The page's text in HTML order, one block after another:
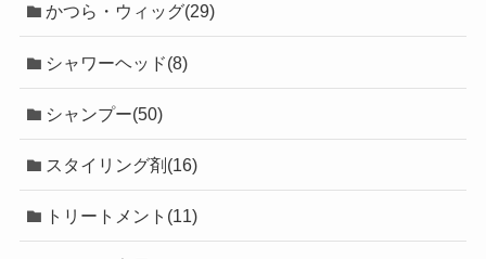
かつら・ウィッグ(29)
シャワーヘッド(8)
シャンプー(50)
スタイリング剤(16)
トリートメント(11)